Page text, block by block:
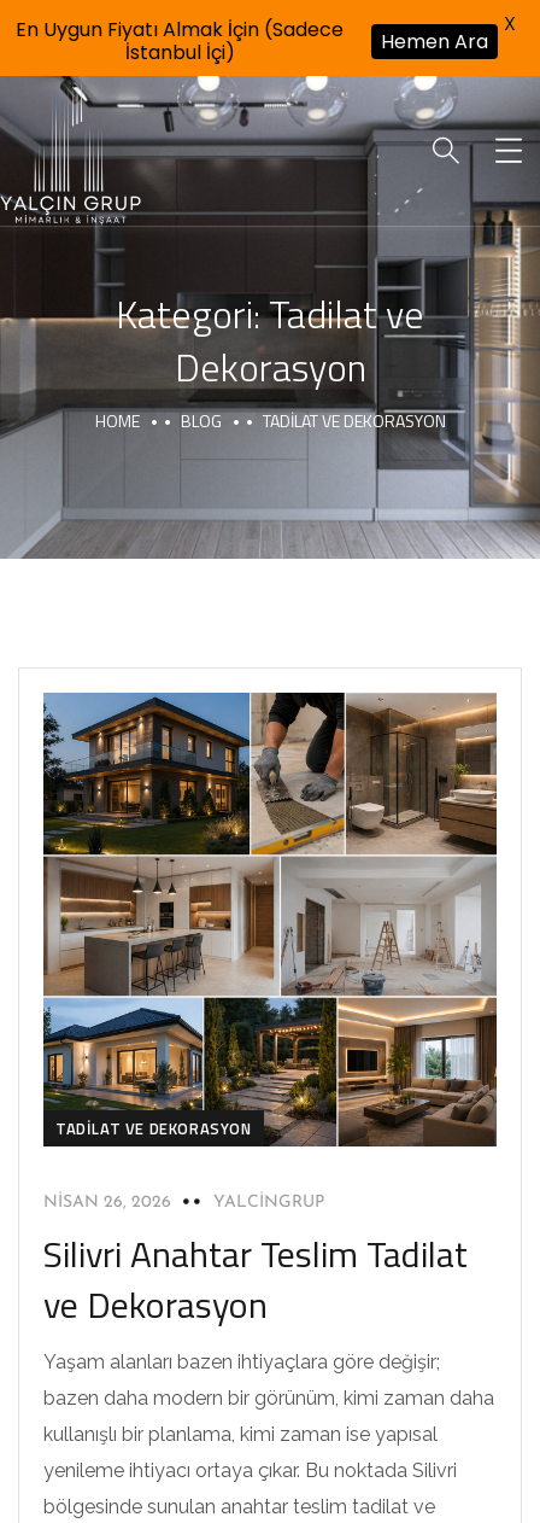
Kategori:Tadilat ve
Dekorasyon
HOME BLOG TADILAT VE DEKORASYON
TADILAT VE DEKORASYON
NISAN 26, 2026 YALCINGRUP
Silivri Anahtar Teslim Tadilat
ve Dekorasyon
Yaşam alanları bazen ihtiyaçlara göre değişir;
bazen daha modern bir görünüm, kimi zaman daha
kullanışlı bir planlama, kimi zaman ise yapısal
yenileme ihtiyacı ortaya çıkar. Bu noktada Silivri
bölgesinde sunulan anahtar teslim tadilat ve
En Uygun Fiyatı Almak İçin (Sadece
İstanbul İçi)
Hemen Ara
X